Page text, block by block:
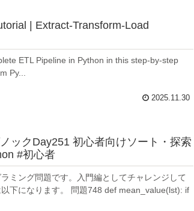
| Extract-Transform-Load
ETL Pipeline in Python in this step-by-step
Py...
2025.11.30
ックDay251 初心者向けソート・探索
#初心者
ミング問題です。入門編としてチャレンジして
下になります。 問題748 def mean_value(lst): if